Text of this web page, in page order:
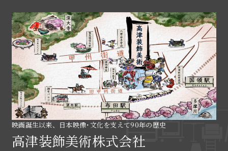
映画誕生以来、日本映像･文化を支えて90年の歴史
高津装飾美術株式会社